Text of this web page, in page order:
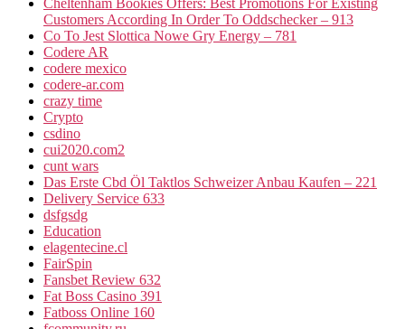
Cheltenham Bookies Offers: Best Promotions For Existing
Customers According In Order To Oddschecker – 913
Co To Jest Slottica Nowe Gry Energy – 781
Codere AR
codere mexico
codere-ar.com
crazy time
Crypto
csdino
cui2020.com2
cunt wars
Das Erste Cbd Öl Taktlos Schweizer Anbau Kaufen – 221
Delivery Service 633
dsfgsdg
Education
elagentecine.cl
FairSpin
Fansbet Review 632
Fat Boss Casino 391
Fatboss Online 160